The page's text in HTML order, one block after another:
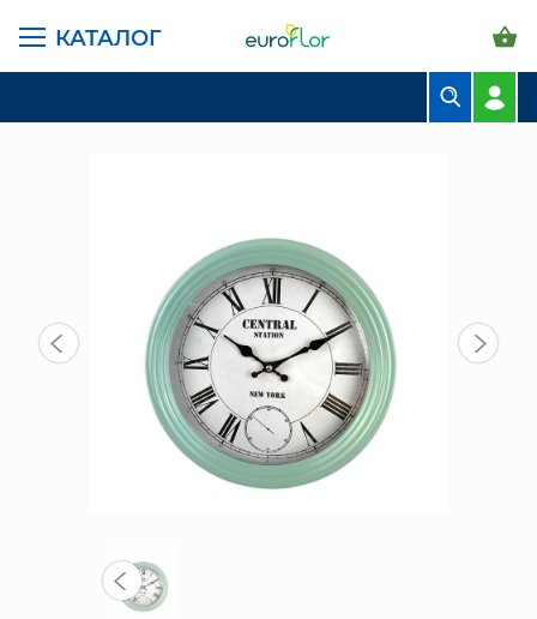
КАТАЛОГ
СВАДЕБНАЯ ФЛОРИСТИКА
КОМНАТНЫЕ РАСТЕНИЯ
ГОРШКИ И КАШПО
ГРУНТЫ И УДОБРЕНИЯ
ПРЕДМЕТЫ ИНТЕРЬЕРА
ГЛАВНАЯ СТРАНИЦА КАТАЛОГ ПРЕДМЕТЫ ИНТЕРЬЕРА